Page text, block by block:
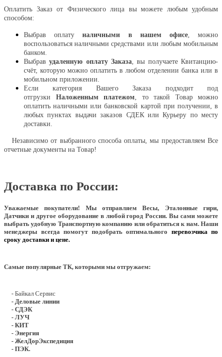
Оплатить Заказ от Физического лица вы можете любым удобным
способом:
Выбрав оплатуналичными в нашем офисе, можно
воспользоваться наличными средствами или любым мобильным
банком.
Выбравудаленную оплату Заказа , вы получаете Квитанцию-
счёт, которую можно оплатить в любом отделении банка или в
мобильном приложении.
Если категория Вашего Заказа подходит под
отгрузки Наложенным платежом , то такой Товар можно
оплатить наличными или банковской картой при получении, в
любых пунктах выдачи заказов СДЕК или Курьеру по месту
доставки.
Независимо от выбранного способа оплаты, мы предоставляем Все
отчетные документы на Товар!
Доставка по России:
Уважаемые покупатели! Мы отправляем Весы, Эталонные гири,
Датчики и другое оборудование в любой город России. Вы сами можете
выбрать удобную Транспортную компанию или обратиться к нам. Наши
менеджеры всегда помогут подобрать оптимального перевозчика по
сроку доставки и цене.
Самые популярные ТК, которыми мы отгружаем:
- Байкал Сервис
- Деловые линии
- СДЭК
- ЛУЧ
- КИТ
- Энергия
- ЖелДорЭкспедиция
- ПЭК.